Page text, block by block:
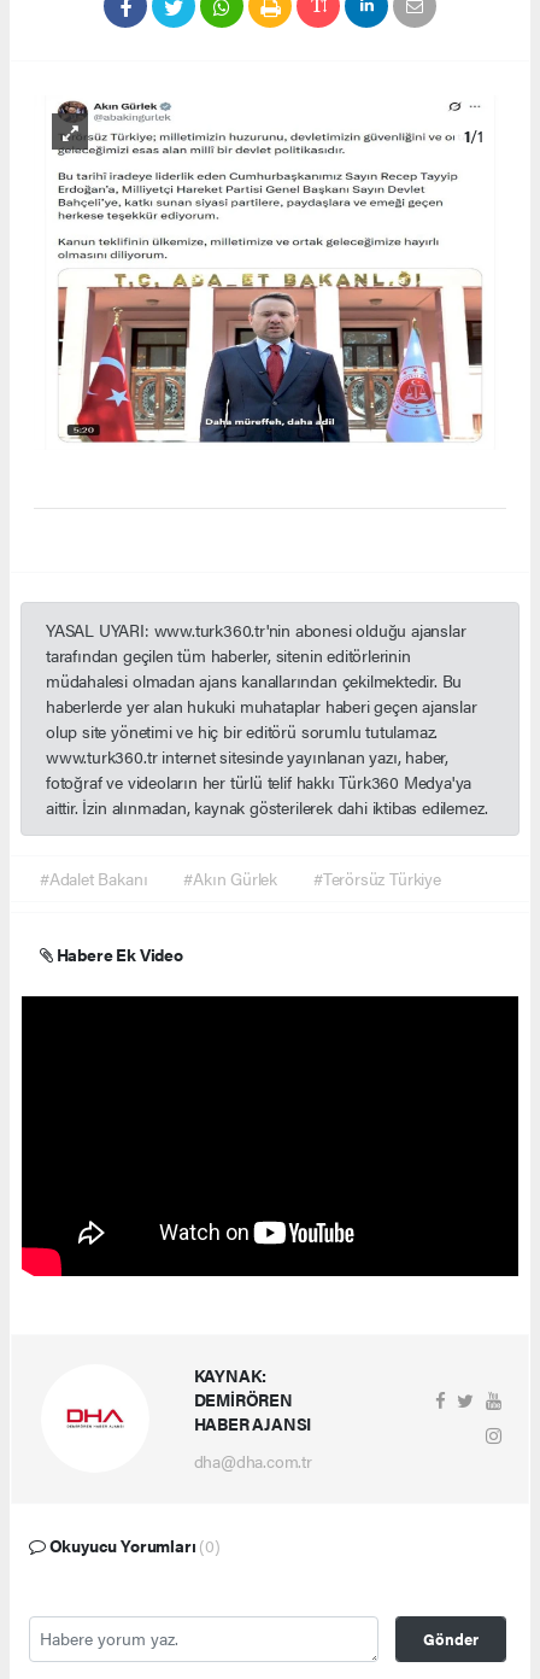
1/1
YASAL UYARI: www.turk360.tr'nin abonesi olduğu ajanslar
tarafından geçilen tüm haberler, sitenin editörlerinin
müdahalesi olmadan ajans kanallarından çekilmektedir. Bu
haberlerde yer alan hukuki muhataplar haberi geçen ajanslar
olup site yönetimi ve hiç bir editörü sorumlu tutulamaz.
www.turk360.tr internet sitesinde yayınlanan yazı, haber,
fotoğraf ve videoların her türlü telif hakkı Türk360 Medya'ya
aittir. İzin alınmadan, kaynak gösterilerek dahi iktibas edilemez.
#Adalet Bakanı #Akın Gürlek #Terörsüz Türkiye
Habere Ek Video
KAYNAK:
DEMİRÖREN
HABER AJANSI
dha@dha.com.tr
Okuyucu Yorumları (0)
Gönder